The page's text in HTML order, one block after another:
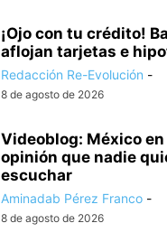
¡Ojo con tu crédito!
aflojan tarjetas e
Redacción Re-Evolución -
8 de agosto de 2026
Videoblog: México
opinión que nadie
escuchar
Aminadab Pérez Franco -
8 de agosto de 2026